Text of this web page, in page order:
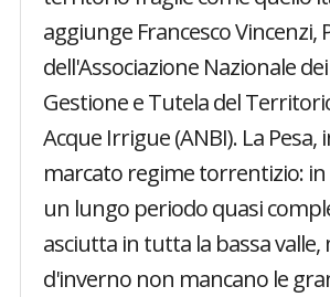
aggiunge Francesco Vincenzi,
dell'Associazione Nazionale
Gestione e Tutela del
Acque Irrigue (ANBI). La
marcato regime torrentizio:
un lungo periodo quasi
asciutta in tutta la bassa
d'inverno non mancano le